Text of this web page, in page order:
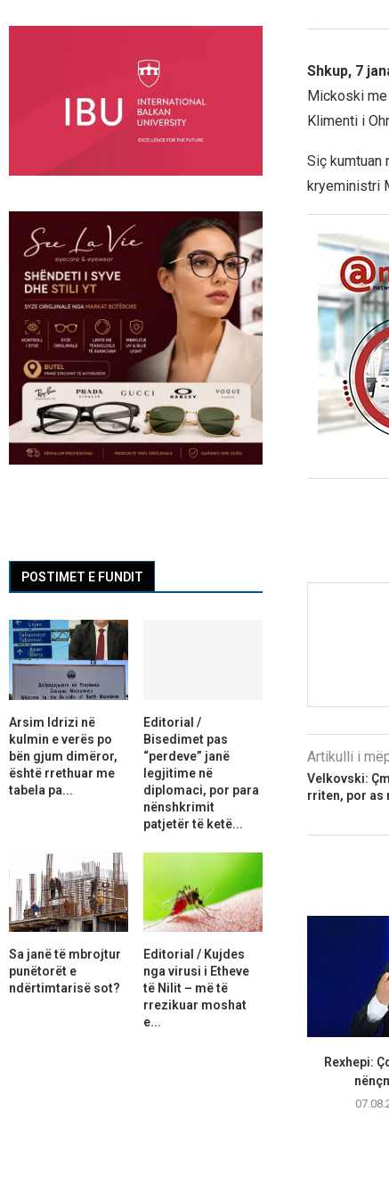
Shkup, 7
Mickoski
Klimenti i
Siç kumtuan
kryeministri
Artikulli i
Velkovski:
rriten, por as
Rexhepi:
POSTIMET E FUNDIT
Arsim Idrizi në
kulmin e verës po
bën gjum dimëror,
është rrethuar me
tabela pa...
Editorial /
Bisedimet pas
“perdeve” janë
legjitime në
diplomaci, por para
nënshkrimit
patjetër të ketë...
Sa janë të mbrojtur
punëtorët e
ndërtimtarisë sot?
Editorial / Kujdes
nga virusi i Etheve
të Nilit – më të
rrezikuar moshat
e...